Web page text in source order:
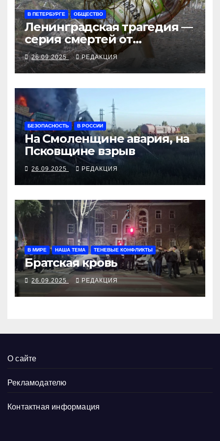
В ПЕТЕРБУРГЕ ОБЩЕСТВО
Ленинградская трагедия —
серия смертей от
алкосуррогата
26.09.2025 РЕДАКЦИЯ
БЕЗОПАСНОСТЬ В РОССИИ
На Смоленщине авария, на
Псковщине взрыв
26.09.2025 РЕДАКЦИЯ
В МИРЕ НАША ТЕМА ТЕНЕВЫЕ КОНФЛИКТЫ
Братская кровь
26.09.2025 РЕДАКЦИЯ
О сайте
Рекламодателю
Контактная информация